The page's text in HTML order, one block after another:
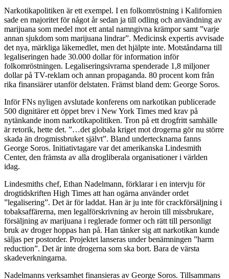
Narkotikapolitiken är ett exempel. I en folkomröstning i Kalifornien
sade en majoritet för något år sedan ja till odling och användning av
marijuana som medel mot ett antal namngivna krämpor samt ”varje
annan sjukdom som marijuana lindrar”. Medicinsk expertis avvisade
det nya, märkliga läkemedlet, men det hjälpte inte. Motståndarna till
legaliseringen hade 30.000 dollar för information inför
folkomröstningen. Legaliseringsivrarna spenderade 1,8 miljoner
dollar på TV-reklam och annan propaganda. 80 procent kom från
rika finansiärer utanför delstaten. Främst bland dem: George Soros.
Inför FNs nyligen avslutade konferens om narkotikan publicerade
500 dignitärer ett öppet brev i New York Times med krav på
nytänkande inom narkotikapolitiken. Tron på ett drogfritt samhälle
är retorik, hette det. ”…det globala kriget mot drogerna gör nu större
skada än drogmissbruket självt”. Bland undertecknarna fanns
George Soros. Initiativtagare var det amerikanska Lindesmith
Center, den främsta av alla drogliberala organisationer i världen
idag.
Lindesmiths chef, Ethan Nadelmann, förklarar i en intervju för
drogtidskriften High Times att han ogärna använder ordet
”legalisering”. Det är för laddat. Han är ju inte för crackförsäljning i
tobaksaffärerna, men legalförskrivning av heroin till missbrukare,
försäljning av marijuana i reglerade former och rätt till personligt
bruk av droger hoppas han på. Han tänker sig att narkotikan kunde
säljas per postorder. Projektet lanseras under benämningen ”harm
reduction”. Det är inte drogerna som ska bort. Bara de värsta
skadeverkningarna.
Nadelmanns verksamhet finansieras av George Soros. Tillsammans